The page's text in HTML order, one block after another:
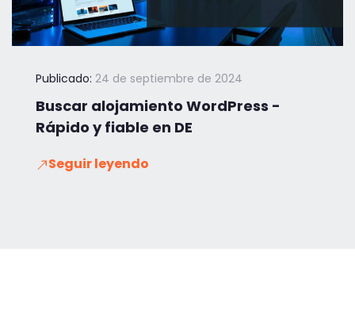
Publicado: 24 de septiembre de 2024
Buscar alojamiento WordPress -
Rápido y fiable en DE
Seguir leyendo